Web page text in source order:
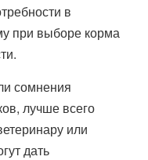
в
при выборе корма
сомнения
лучше всего
или
дать